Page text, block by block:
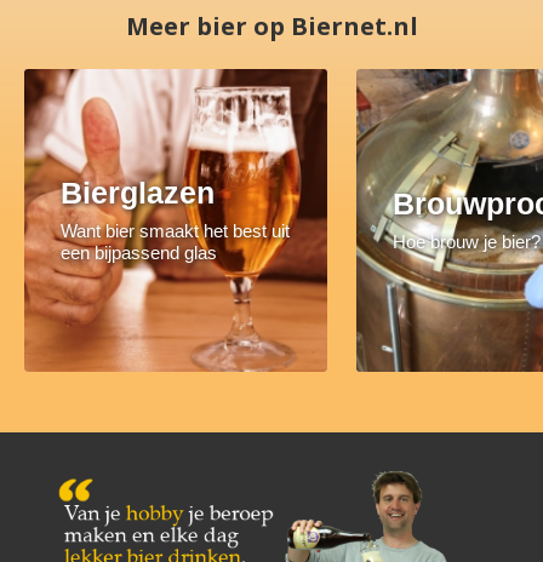
Meer bier op Biernet.nl
Bierglazen
Want bier smaakt het best uit
een bijpassend glas
Hoe brouw je bier?